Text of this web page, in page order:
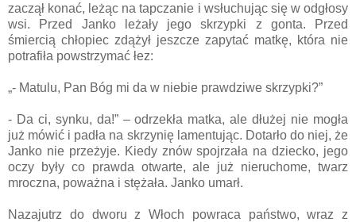
zaczął konać, leżąc na tapczanie i wsłuchując się w odgłosy
wsi. Przed Janko leżały jego skrzypki z gonta. Przed
śmiercią chłopiec zdążył jeszcze zapytać matkę, która nie
potrafiła powstrzymać łez:
„- Matulu, Pan Bóg mi da w niebie prawdziwe skrzypki?”
- Da ci, synku, da!” – odrzekła matka, ale dłużej nie mogła
już mówić i padła na skrzynię lamentując. Dotarło do niej, że
Janko nie przeżyje. Kiedy znów spojrzała na dziecko, jego
oczy były co prawda otwarte, ale już nieruchome, twarz
mroczna, poważna i stężała. Janko umarł.
Nazajutrz do dworu z Włoch powraca państwo, wraz z